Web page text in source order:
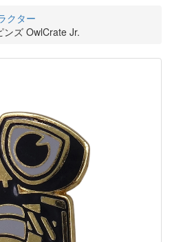
クター
ンズ OwlCrate Jr.